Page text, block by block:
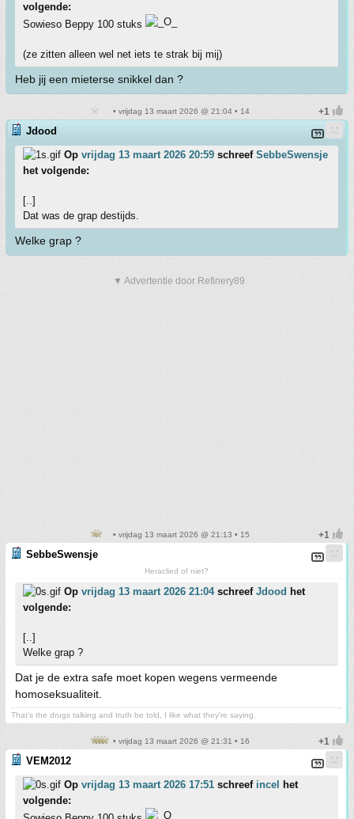
volgende:
Sowieso Beppy 100 stuks
(ze zitten alleen wel net iets te strak bij mij)
Heb jij een mieterse snikkel dan ?
• vrijdag 13 maart 2026 @ 21:04 • 14
Jdood
Op vrijdag 13 maart 2026 20:59 schreef SebbeSwensje
het volgende:
[..]
Dat was de grap destijds.
Welke grap ?
▼ Advertentie door Refinery89
• vrijdag 13 maart 2026 @ 21:13 • 15
SebbeSwensje
Heraclied of niet?
Op vrijdag 13 maart 2026 21:04schreef Jdood het
volgende:
[..]
Welke grap ?
Dat je de extra safe moet kopen wegens vermeende
homoseksualiteit.
That's the drugs talking and truth be told, I like what they're saying.
• vrijdag 13 maart 2026 @ 21:31 • 16
VEM2012
Op vrijdag 13 maart 2026 17:51 schreef incel
het
volgende: